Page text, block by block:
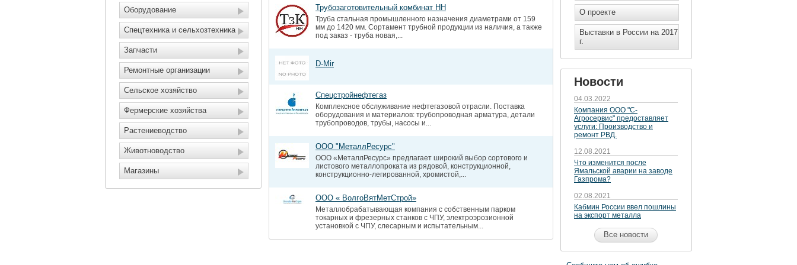
Оборудование
Спецтехника и сельхозтехника
Запчасти
Ремонтные организации
Сельское хозяйство
Фермерские хозяйства
Растениеводство
Животноводство
Магазины
Трубозаготовительный комбинат НН
Труба стальная промышленного назначения диаметрами от 159
мм до 1420 мм. Сортамент трубной продукции из наличия, а также
под заказ - труба новая,...
D-Mir
Спецстройнефтегаз
Комплексное обслуживание нефтегазовой отрасли. Поставка
оборудования и материалов: трубопроводная арматура, детали
трубопроводов, трубы, насосы и...
ООО "МеталлРесурс"
ООО «МеталлРесурс» предлагает широкий выбор сортового и
листового металлопроката из рядовой, конструкционной,
конструкционно-легированной, хромистой,...
ООО « ВолгоВятМетСтрой»
Металлобрабатывающая компания с собственным парком
токарных и фрезерных станков с ЧПУ, электроэрозионной
установкой с ЧПУ, слесарным и испытательным...
О проекте
Выставки в России на 2017
г.
Новости
04.03.2022
Компания ООО "С-
Агросервис" предоставляет
услуги: Производство и
ремонт РВД.
12.08.2021
Что изменится после
Ямальской аварии на заводе
Газпрома?
02.08.2021
Кабмин России ввел пошлины
на экспорт металла
Все новости